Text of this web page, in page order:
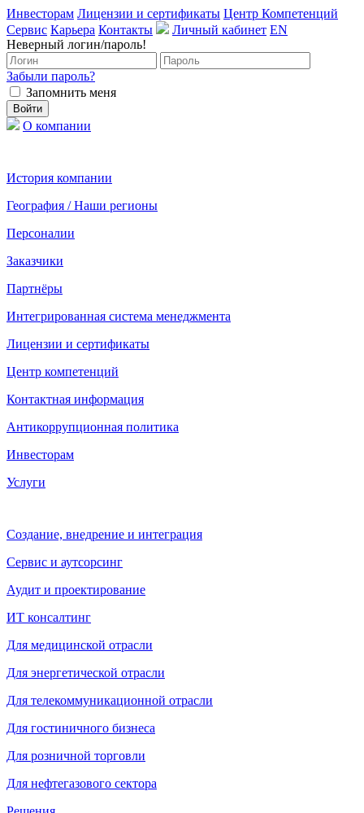
Инвесторам Лицензии и сертификаты Центр Компетенций
Сервис Карьера Контакты Личный кабинет EN
Неверный логин/пароль!
Забыли пароль?
Запомнить меня
О компании
История компании
География / Наши регионы
Персоналии
Заказчики
Партнёры
Интегрированная система менеджмента
Лицензии и сертификаты
Центр компетенций
Контактная информация
Антикоррупционная политика
Инвесторам
Услуги
Создание, внедрение и интеграция
Сервис и аутсорсинг
Аудит и проектирование
ИТ консалтинг
Для медицинской отрасли
Для энергетической отрасли
Для телекоммуникационной отрасли
Для гостиничного бизнеса
Для розничной торговли
Для нефтегазового сектора